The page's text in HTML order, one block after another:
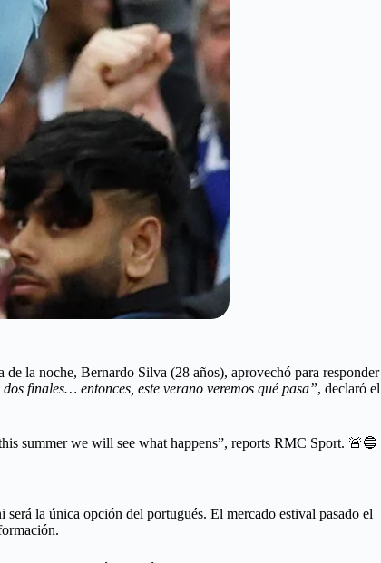
la noche, Bernardo Silva (28 años), aprovechó para responder
finales… entonces, este verano veremos qué pasa”, declaró el
summer we will see what happens”, reports RMC Sport. 🚨🔵
la única opción del portugués. El mercado estival pasado el